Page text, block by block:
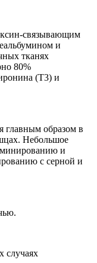
связывающим
и
тканях
80%
(T3) и
главным образом в
Небольшое
и
с серной и
случаях